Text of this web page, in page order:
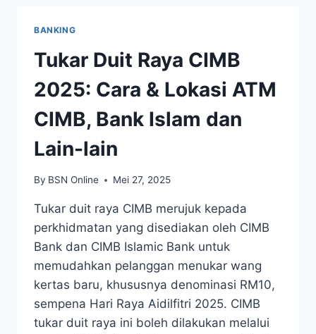
BANKING
Tukar Duit Raya CIMB
2025: Cara & Lokasi ATM
CIMB, Bank Islam dan
Lain-lain
By BSN Online Mei 27, 2025
Tukar duit raya CIMB merujuk kepada
perkhidmatan yang disediakan oleh CIMB
Bank dan CIMB Islamic Bank untuk
memudahkan pelanggan menukar wang
kertas baru, khususnya denominasi RM10,
sempena Hari Raya Aidilfitri 2025. CIMB
tukar duit raya ini boleh dilakukan melalui